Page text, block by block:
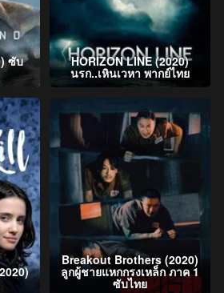
ซับ HORIZON LINE (2020)
นรก..เหินเวหา พากย์ไทย
Breakout Brothers (2020)
ลูกผู้ชายแหกกรงเหล็ก ภาค 1
ซับไทย